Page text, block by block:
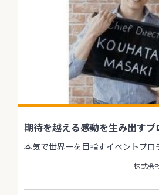
期待を越える感動を生み出すプ
本気で世界一を目指すイベントプロ
株式会